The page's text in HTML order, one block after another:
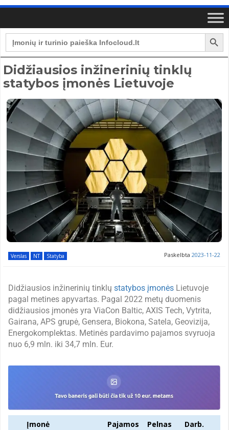
Search
for:
Search Button
Didžiausios inžinerinių tinklų
statybos įmonės Lietuvoje
Verslas NT Statyba Paskelbta 2023-11-22
Didžiausios inžinerinių tinklų statybos įmonės Lietuvoje
pagal metines apyvartas. Pagal 2022 metų duomenis
didžiausios įmonės yra ViaCon Baltic, AXIS Tech, Vytrita,
Gairana, APS grupė, Gensera, Biokona, Satela, Geovizija,
Energokomplektas. Metinės pardavimo pajamos svyruoja
nuo 6,9 mln. iki 34,7 mln. Eur.
Įmonė Pajamos Pelnas Darb.